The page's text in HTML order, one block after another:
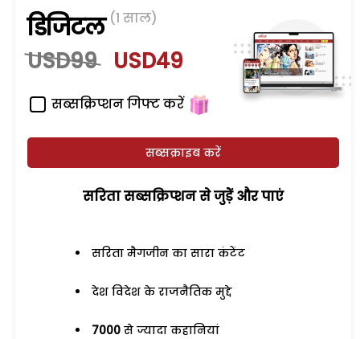
डिजिटल (1 साल)
USD99 USD49
सब्सक्रिप्शन गिफ्ट करें
सब्सक्राइब करें
सरिता सब्सक्रिप्शन से जुड़ेें और पाएं
सरिता मैगजीन का सारा कंटेंट
देश विदेश के राजनैतिक मुद्दे
7000 से ज्यादा कहानियां